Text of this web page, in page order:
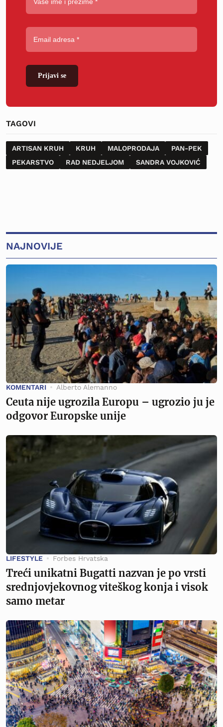
Prijavi se
TAGOVI
ARTISAN KRUH KRUH MALOPRODAJA
PAN-PEK
PEKARSTVO
RAD NEDJELJOM SANDRA VOJKOVIĆ
NAJNOVIJE
KOMENTARI Alberto Alemanno
Ceuta nije ugrozila Europu – ugrozio ju je
odgovor Europske unije
LIFESTYLE Forbes Hrvatska
Treći unikatni Bugatti nazvan je po vrsti
srednjovjekovnog viteškog konja i visok
samo metar